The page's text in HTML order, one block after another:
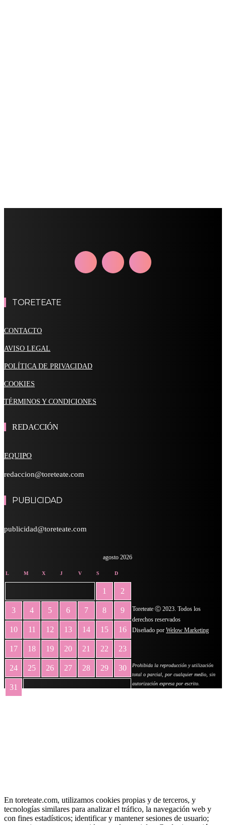
TORETEATE
CONTACTO
AVISO LEGAL
POLÍTICA DE PRIVACIDAD
COOKIES
TÉRMINOS Y CONDICIONES
REDACCIÓN
EQUIPO
redaccion@toreteate.com
PUBLICIDAD
publicidad@toreteate.com
agosto 2026
L M X J V S D
1 2
3 4 5 6 7 8 9
10 11 12 13 14 15 16
17 18 19 20 21 22 23
24 25 26 27 28 29 30
31
Toreteate Ⓒ 2023. Todos los
derechos reservados
Diseñado por Welow Marketing
Prohibida la reproducción y utilización
total o parcial, por cualquier medio, sin
autorización expresa por escrito.
En toreteate.com, utilizamos cookies propias y de terceros, y
tecnologías similares para analizar el tráfico, la navegación web y
con fines estadísticos; identificar y mantener sesiones de usuario;